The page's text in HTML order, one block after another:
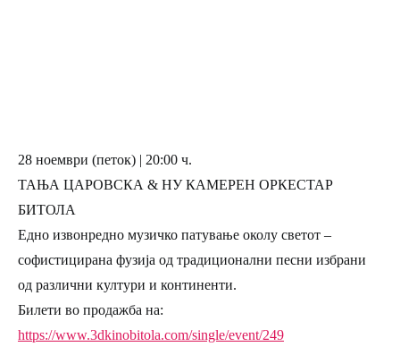
28 ноември (петок) | 20:00 ч.
ТАЊА ЦАРОВСКА & НУ КАМЕРЕН ОРКЕСТАР
БИТОЛА
Eдно извонредно музичко патување околу светот –
софистицирана фузија од традиционални песни избрани
од различни култури и континенти.
Билети во продажба на:
https://www.3dkinobitola.com/single/event/249